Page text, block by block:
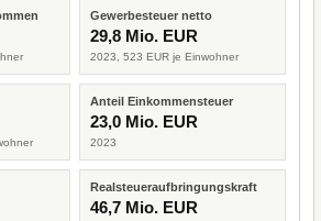
Gewerbesteuer netto
29,8 Mio. EUR
2023, 523 EUR je Einwohner
Anteil Einkommensteuer
23,0 Mio. EUR
2023
Realsteueraufbringungskraft
46,7 Mio. EUR